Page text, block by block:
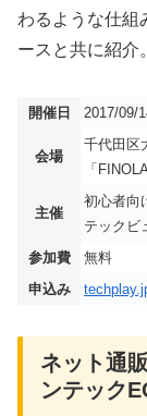
わるような仕組
ースと共に紹介
開催日 2017/09/
会場
千代田区
「
主催
初心者向
テックビ
参加費
無料
申込み
ネット通
ンテック